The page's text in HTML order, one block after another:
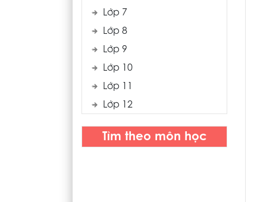
Lớp 7
Lớp 8
Lớp 9
Lớp 10
Lớp 11
Lớp 12
Tìm theo môn học